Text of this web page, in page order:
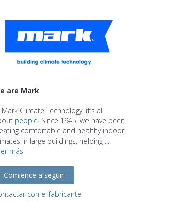
air-heating/tanner-cla-cassette-unit/
are Mark
Climate Technology, it’s all
people. Since 1945, we have been
comfortable and healthy indoor
in large buildings, helping ...
más
Comience a seguir
con el fabricante